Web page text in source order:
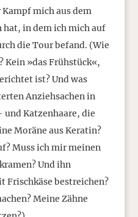
mich aus dem
in dem ich mich auf
die Tour befand. (Wie
Kein »das Frühstück«,
ist? Und was
Anziehsachen in
und Katzenhaare, die
Moräne aus Keratin?
Muss ich mir meinen
Und ihn
Frischkäse bestreichen?
Meine Zähne